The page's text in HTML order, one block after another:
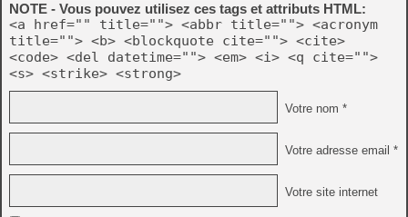
NOTE - Vous pouvez utilisez ces tags et attributs HTML:
<a href="" title=""> <abbr title=""> <acronym
title=""> <b> <blockquote cite=""> <cite>
<code> <del datetime=""> <em> <i> <q cite="">
<s> <strike> <strong>
Votre nom *
Votre adresse email *
Votre site internet